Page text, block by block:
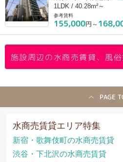
1LDK / 40.28m²～
参考賃料
155,000円～
施設周辺の水商売賃貸、風
PAGE
水商売賃貸エリア特集
新宿・歌舞伎町の水商売賃貸
渋谷・下北沢の水商売賃貸